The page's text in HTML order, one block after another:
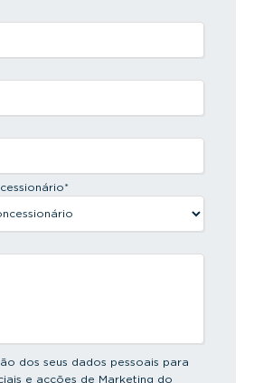
*
dos seus dados pessoais para
e acções de Marketing do